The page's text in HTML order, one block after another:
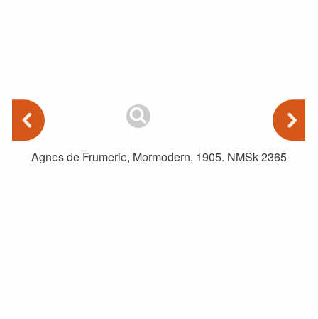
Agnes de Frumerie, Mormodern, 1905. NMSk 2365